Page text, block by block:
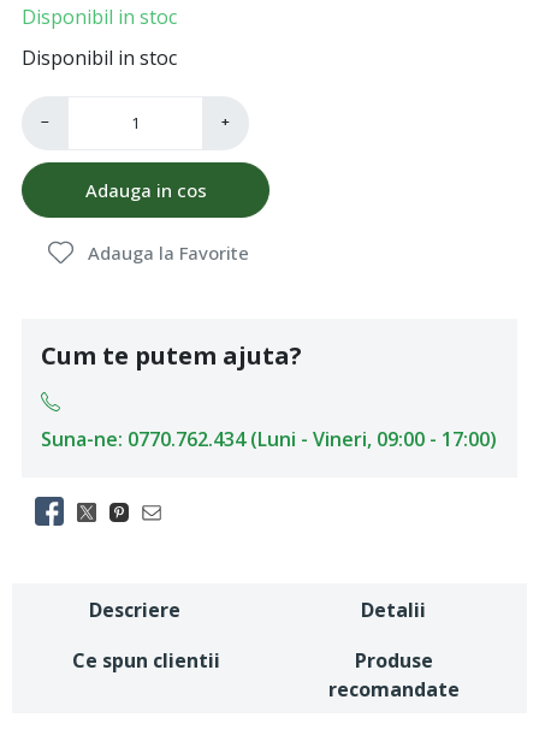
Disponibil in stoc
Disponibil in stoc
− +
Adauga in cos
Adauga la Favorite
Cum te putem ajuta?
Suna-ne: 0770.762.434 (Luni - Vineri, 09:00 - 17:00)
Descriere
Detalii
Ce spun clientii
Produse
recomandate